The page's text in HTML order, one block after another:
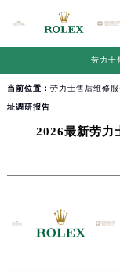
劳力士
当前位置： 劳力士售后维修
址调研报告
2026最新劳力